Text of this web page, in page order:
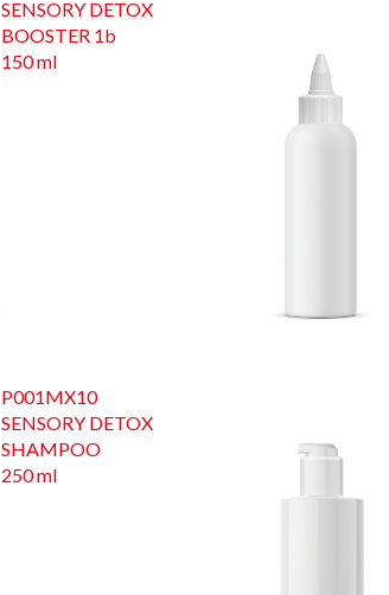
SENSORY DETOX
BOOSTER 1b
150 ml
P001MX10
SENSORY DETOX
SHAMPOO
250 ml